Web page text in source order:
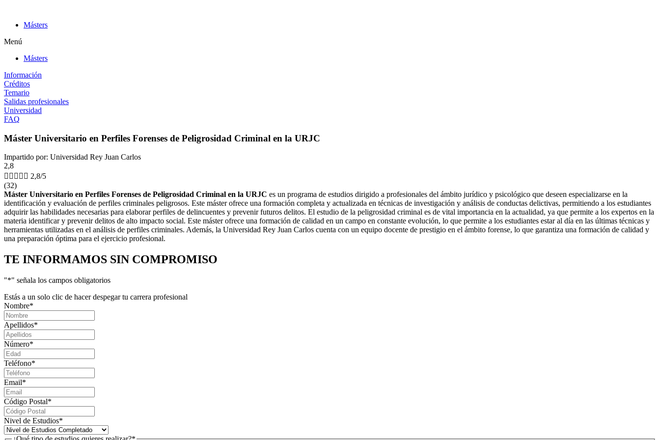
contenidoMásters
Menú
Másters
Información
Créditos
Temario
Salidas profesionales
Universidad
FAQ
Máster Universitario en Perfiles Forenses de Peligrosidad Criminal en la URJC
Impartido por: Universidad Rey Juan Carlos
2,8
     2,8/5
(32)
Máster Universitario en Perfiles Forenses de Peligrosidad Criminal en la URJC es un programa de estudios dirigido a profesionales del ámbito jurídico y psicológico que deseen especializarse en la
identificación y evaluación de perfiles criminales peligrosos. Este máster ofrece una formación completa y actualizada en técnicas de investigación y análisis de conductas delictivas, permitiendo a los estudiantes
adquirir las habilidades necesarias para elaborar perfiles de delincuentes y prevenir futuros delitos. El estudio de la peligrosidad criminal es de vital importancia en la actualidad, ya que permite a los expertos en la
materia identificar y prevenir delitos de alto impacto social. Este máster ofrece una formación de calidad en un campo en constante evolución, lo que permite a los estudiantes estar al día en las últimas técnicas y
herramientas utilizadas en el análisis de perfiles criminales. Además, la Universidad Rey Juan Carlos cuenta con un equipo docente de prestigio en el ámbito forense, lo que garantiza una formación de calidad y
una preparación óptima para el ejercicio profesional.
TE INFORMAMOS SIN COMPROMISO
"*" señala los campos obligatorios
Estás a un solo clic de hacer despegar tu carrera profesional
Nombre*
Apellidos*
Número*
Teléfono*
Email*
Código Postal*
Nivel de Estudios*